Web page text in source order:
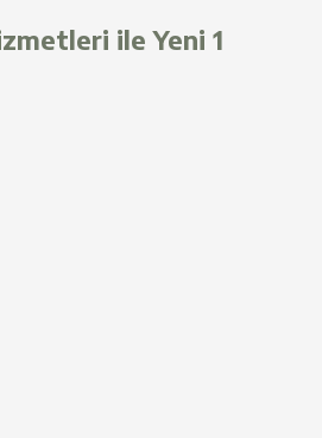
ile Yeni 1